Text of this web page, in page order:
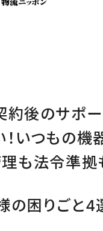
約後のサポ
いつもの機
も法令準拠
の困りごと4